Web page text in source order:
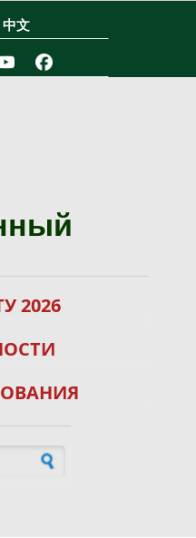
中文
2026